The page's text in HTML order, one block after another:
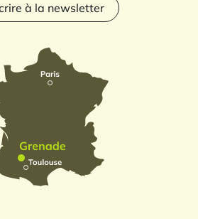
à la newsletter